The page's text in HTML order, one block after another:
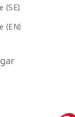
(SE)
(EN)